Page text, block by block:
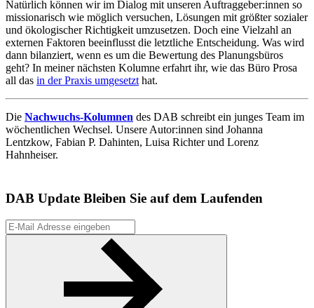
Natürlich können wir im Dialog mit unseren Auftraggeber:innen so
missionarisch wie möglich versuchen, Lösungen mit größter sozialer
und ökologischer Richtigkeit umzusetzen. Doch eine Vielzahl an
externen Faktoren beeinflusst die letztliche Entscheidung. Was wird
dann bilanziert, wenn es um die Bewertung des Planungsbüros
geht? In meiner nächsten Kolumne erfahrt ihr, wie das Büro Prosa
all das in der Praxis umgesetzt hat.
Die Nachwuchs-Kolumnen des DAB schreibt ein junges Team im
wöchentlichen Wechsel. Unsere Autor:innen sind Johanna
Lentzkow, Fabian P. Dahinten, Luisa Richter und Lorenz
Hahnheiser.
DAB Update Bleiben Sie auf dem Laufenden